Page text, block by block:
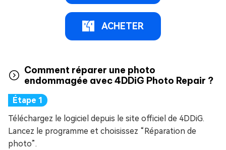
ACHETER
Comment réparer une photo
endommagée avec 4DDiG Photo Repair ?
Téléchargez le logiciel depuis le site officiel de 4DDiG.
Lancez le programme et choisissez “Réparation de
photo”.